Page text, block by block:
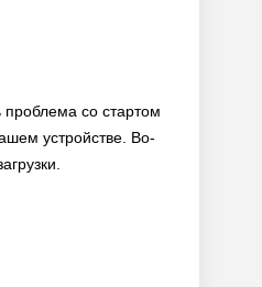
со стартом
устройстве. Во-